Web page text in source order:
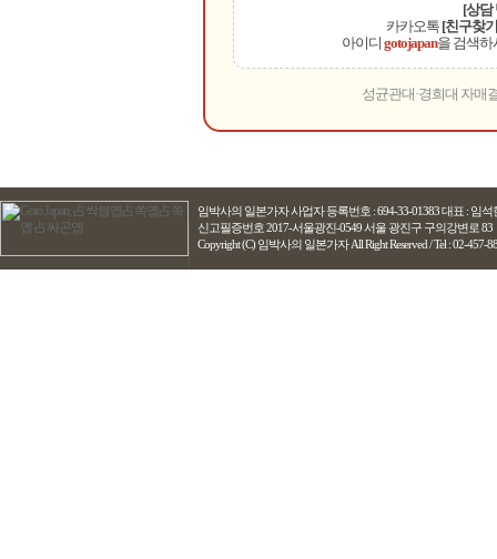
[상담
카카오톡 [친구찾
아이디 gotojapan을 검색하
성균관대·경희대 자매
임박사의 일본가자사업자 등록번호 : 694-33-01383 대표 : 임
신고필증번호 2017-서울광진-0549 서울 광진구 구의강변로 83
Copyright (C) 임박사의 일본가자 All Right Reserved / Tel : 02-457-